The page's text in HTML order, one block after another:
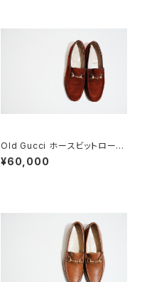
Old Gucci ホースビットローフ
ァー 35.5C スエード WR
¥60,000